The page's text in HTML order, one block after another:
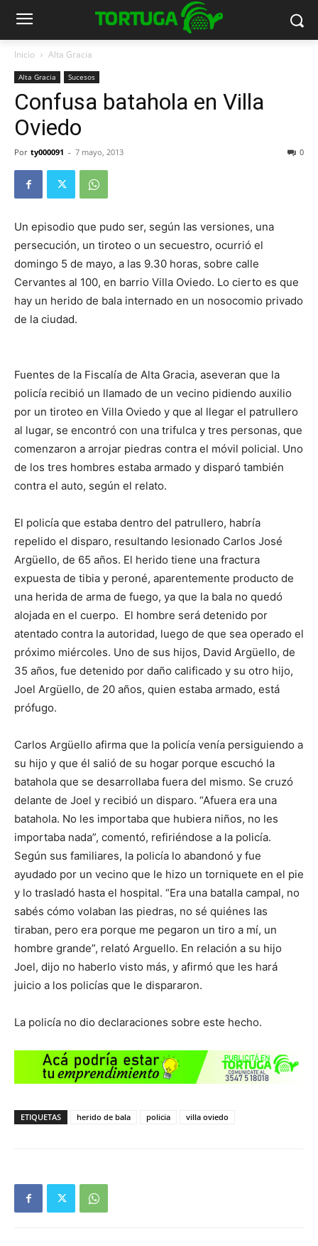
Inicio Alta Gracia
Alta Gracia Sucesos
Confusa batahola en Villa
Oviedo
Por ty000091 - 7 mayo, 2013 0
Un episodio que pudo ser, según las versiones, una
persecución, un tiroteo o un secuestro, ocurrió el
domingo 5 de mayo, a las 9.30 horas, sobre calle
Cervantes al 100, en barrio Villa Oviedo. Lo cierto es que
hay un herido de bala internado en un nosocomio privado
de la ciudad.
Fuentes de la Fiscalía de Alta Gracia, aseveran que la
policía recibió un llamado de un vecino pidiendo auxilio
por un tiroteo en Villa Oviedo y que al llegar el patrullero
al lugar, se encontró con una trifulca y tres personas, que
comenzaron a arrojar piedras contra el móvil policial. Uno
de los tres hombres estaba armado y disparó también
contra el auto, según el relato.
El policía que estaba dentro del patrullero, habría
repelido el disparo, resultando lesionado Carlos José
Argüello, de 65 años. El herido tiene una fractura
expuesta de tibia y peroné, aparentemente producto de
una herida de arma de fuego, ya que la bala no quedó
alojada en el cuerpo. El hombre será detenido por
atentado contra la autoridad, luego de que sea operado el
próximo miércoles. Uno de sus hijos, David Argüello, de
35 años, fue detenido por daño calificado y su otro hijo,
Joel Argüello, de 20 años, quien estaba armado, está
prófugo.
Carlos Argüello afirma que la policía venía persiguiendo a
su hijo y que él salió de su hogar porque escuchó la
batahola que se desarrollaba fuera del mismo. Se cruzó
delante de Joel y recibió un disparo. “Afuera era una
batahola. No les importaba que hubiera niños, no les
importaba nada”, comentó, refiriéndose a la policía.
Según sus familiares, la policía lo abandonó y fue
ayudado por un vecino que le hizo un torniquete en el pie
y lo trasladó hasta el hospital. “Era una batalla campal, no
sabés cómo volaban las piedras, no sé quiénes las
tiraban, pero era porque me pegaron un tiro a mí, un
hombre grande”, relató Arguello. En relación a su hijo
Joel, dijo no haberlo visto más, y afirmó que les hará
juicio a los policías que le dispararon.
La policía no dio declaraciones sobre este hecho.
ETIQUETAS herido de bala policia villa oviedo